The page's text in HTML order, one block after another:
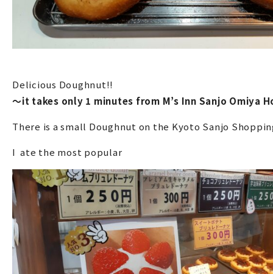
Delicious Doughnut!!
～it takes only 1 minutes from M’s Inn Sanjo Omiya
There is a small Doughnut on the Kyoto Sanjo
I ate the most popular